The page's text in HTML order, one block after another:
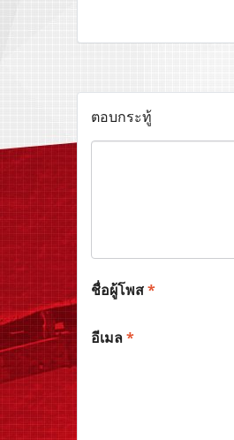
ตอบกระทู้
ชื่อผู้โพส*
อีเมล*